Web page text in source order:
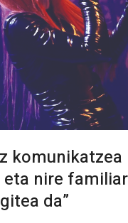
komunikatzea
nire
da”